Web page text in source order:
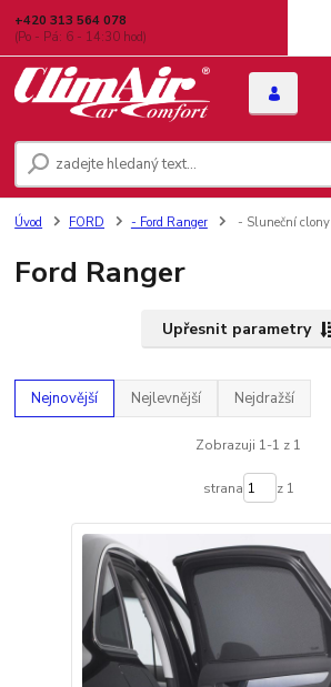
+420 313 564 078
(Po - Pá: 6 - 14:30 hod)
Úvod FORD - Ford Ranger - Sluneční clony
Ford Ranger
Upřesnit parametry
Nejnovější Nejlevnější Nejdražší
Zobrazuji 1-1 z 1
strana z 1